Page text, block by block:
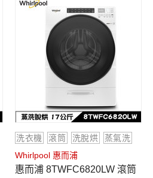
洗衣機 滾筒 洗脫烘
蒸氣洗
Whirlpool 惠而浦
惠而浦 8TWFC6820LW 滾筒